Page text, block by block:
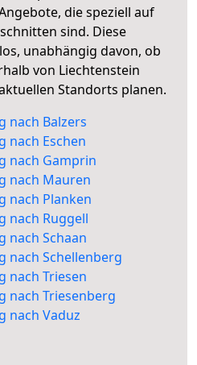
die speziell auf
sind. Diese
unabhängig davon, ob
von Liechtenstein
Standorts planen.
nach Balzers
nach Eschen
nach Gamprin
nach Mauren
nach Planken
nach Ruggell
nach Schaan
nach Schellenberg
nach Triesen
nach Triesenberg
nach Vaduz